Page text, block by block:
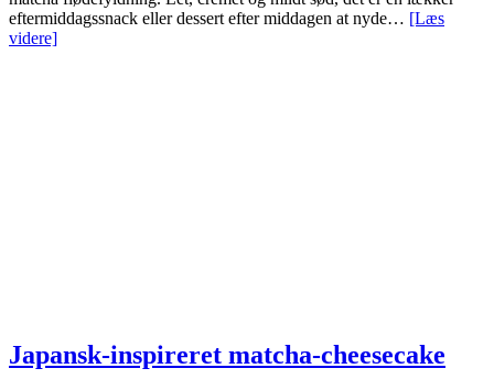
eftermiddagssnack eller dessert efter middagen at nyde… [Læs
videre]
Japansk-inspireret matcha-cheesecake